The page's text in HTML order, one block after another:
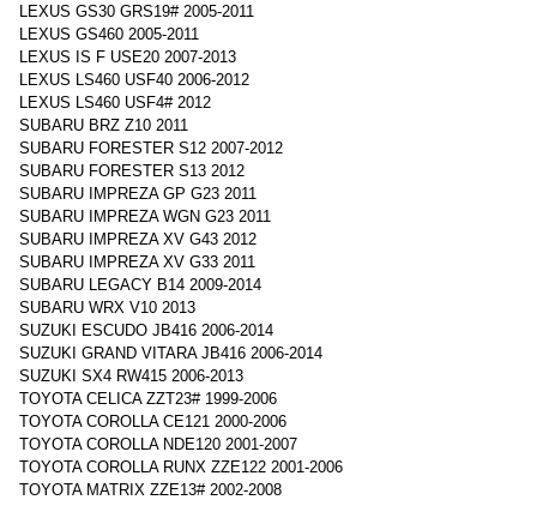
LEXUS GS30 GRS19# 2005-2011
LEXUS GS460 2005-2011
LEXUS IS F USE20 2007-2013
LEXUS LS460 USF40 2006-2012
LEXUS LS460 USF4# 2012
SUBARU BRZ Z10 2011
SUBARU FORESTER S12 2007-2012
SUBARU FORESTER S13 2012
SUBARU IMPREZA GP G23 2011
SUBARU IMPREZA WGN G23 2011
SUBARU IMPREZA XV G43 2012
SUBARU IMPREZA XV G33 2011
SUBARU LEGACY B14 2009-2014
SUBARU WRX V10 2013
SUZUKI ESCUDO JB416 2006-2014
SUZUKI GRAND VITARA JB416 2006-2014
SUZUKI SX4 RW415 2006-2013
TOYOTA CELICA ZZT23# 1999-2006
TOYOTA COROLLA CE121 2000-2006
TOYOTA COROLLA NDE120 2001-2007
TOYOTA COROLLA RUNX ZZE122 2001-2006
TOYOTA MATRIX ZZE13# 2002-2008